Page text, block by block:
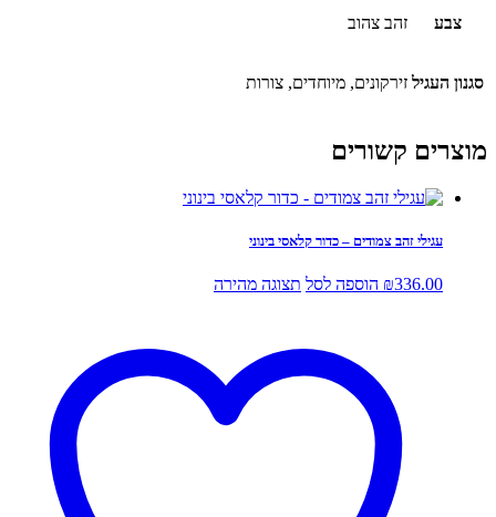
צבע זהב צהוב
סגנון העגיל זירקונים, מיוחדים, צורות
מוצרים קשורים
עגילי זהב צמודים – כדור קלאסי בינוני
₪336.00 הוספה לסל תצוגה מהירה